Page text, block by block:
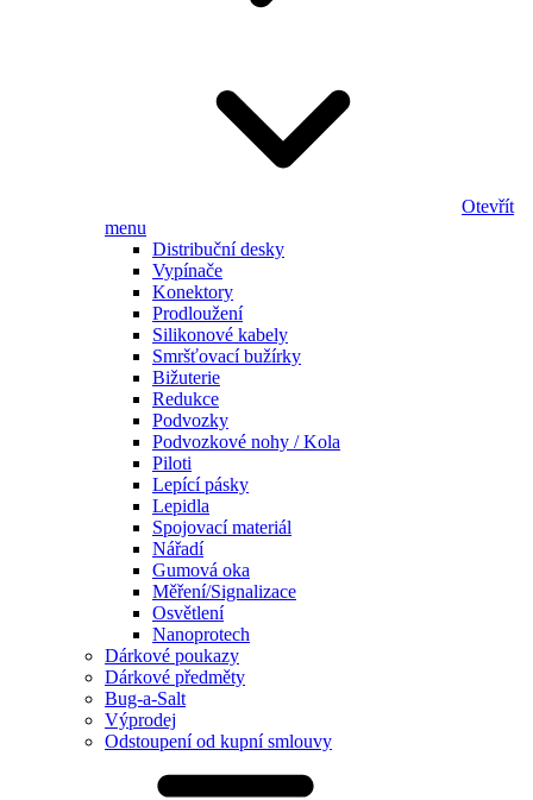
Otevřít
menu
Distribuční desky
Vypínače
Konektory
Prodloužení
Silikonové kabely
Smršťovací bužírky
Bižuterie
Redukce
Podvozky
Podvozkové nohy / Kola
Piloti
Lepící pásky
Lepidla
Spojovací materiál
Nářadí
Gumová oka
Měření/Signalizace
Osvětlení
Nanoprotech
Dárkové poukazy
Dárkové předměty
Bug-a-Salt
Výprodej
Odstoupení od kupní smlouvy